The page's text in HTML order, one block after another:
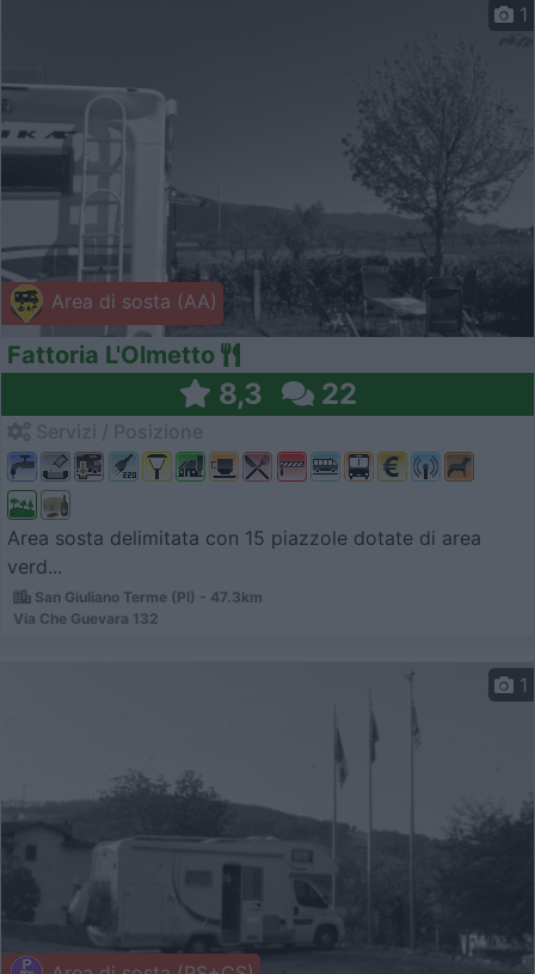
Area di sosta (AA)
1
Fattoria L'Olmetto
8,3 22
Area sosta delimitata con 15 piazzole dotate di area
verd...
San Giuliano Terme (PI) - 47.3km
Via Che Guevara 132
1